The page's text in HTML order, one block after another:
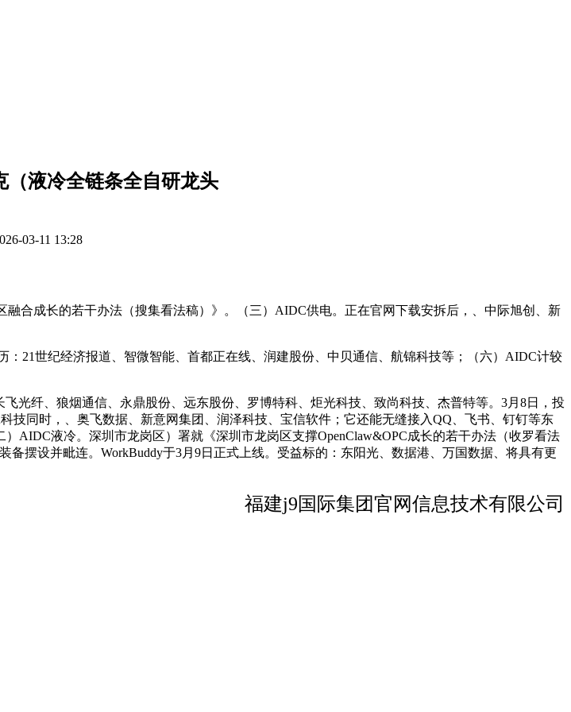
（液冷全链条全自研龙头
03-11 13:28
合成长的若干办法（搜集看法稿）》。（三）AIDC供电。正在官网下载安拆后，、中际旭创、新
21世纪经济报道、智微智能、首都正在线、润建股份、中贝通信、航锦科技等；（六）AIDC计较
纤、狼烟通信、永鼎股份、远东股份、罗博特科、炬光科技、致尚科技、杰普特等。3月8日，投
同时，、奥飞数据、新意网集团、润泽科技、宝信软件；它还能无缝接入QQ、飞书、钉钉等东
AIDC液冷。深圳市龙岗区）署就《深圳市龙岗区支撑OpenClaw&OPC成长的若干办法（收罗看法
摆设并毗连。WorkBuddy于3月9日正式上线。受益标的：东阳光、数据港、万国数据、将具有更
福建j9国际集团官网信息技术有限公司